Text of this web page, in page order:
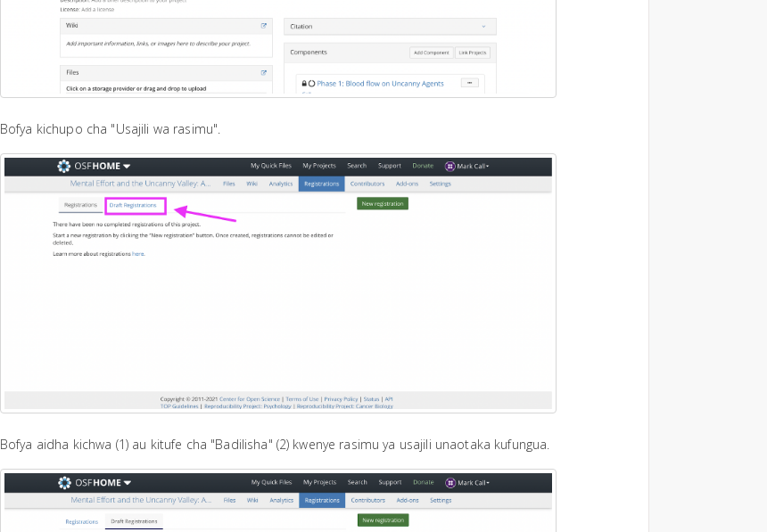
Bofya kichupo cha "Usajili wa rasimu".
Bofya aidha kichwa (1) au kitufe cha "Badilisha" (2) kwenye rasimu ya usajili unaotaka kufungua.